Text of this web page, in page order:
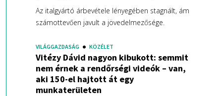
Az italgyártó árbevétele lényegében stagnált, ám
számottevően javult a jövedelmezősége.
VILÁGGAZDASÁG KÖZÉLET
Vitézy Dávid nagyon kibukott: semmit
nem érnek a rendőrségi videók – van,
aki 150-el hajtott át egy
munkaterületen